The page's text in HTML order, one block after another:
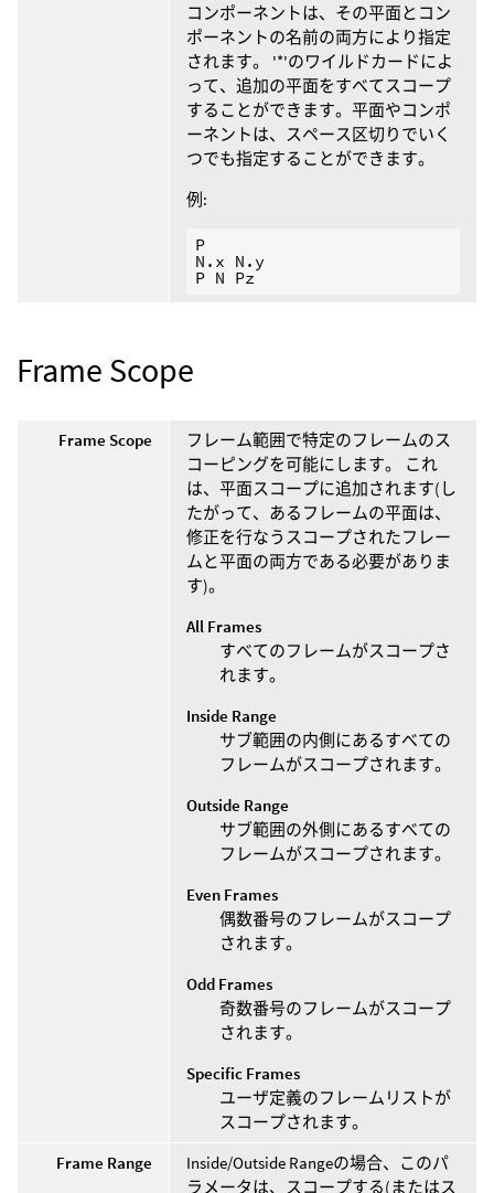
コンポーネントは、その平面とコン
ポーネントの名前の両方により指定
されます。 '*'のワイルドカードによ
って、追加の平面をすべてスコープ
することができます。平面やコンポ
ーネントは、スペース区切りでいく
つでも指定することができます。
例:
P
N.x N.y
Frame Scope
Frame Scope
フレーム範囲で特定のフレームのス
コーピングを可能にします。 これ
は、平面スコープに追加されます(し
たがって、あるフレームの平面は、
修正を行なうスコープされたフレー
ムと平面の両方である必要がありま
す)。
All Frames
すべてのフレームがスコープさ
れます。
Inside Range
サブ範囲の内側にあるすべての
フレームがスコープされます。
Outside Range
サブ範囲の外側にあるすべての
フレームがスコープされます。
Even Frames
偶数番号のフレームがスコープ
されます。
Odd Frames
奇数番号のフレームがスコープ
されます。
Specific Frames
ユーザ定義のフレームリストが
スコープされます。
Frame Range
Inside/Outside Rangeの場合、このパ
ラメータは、スコープする(またはス